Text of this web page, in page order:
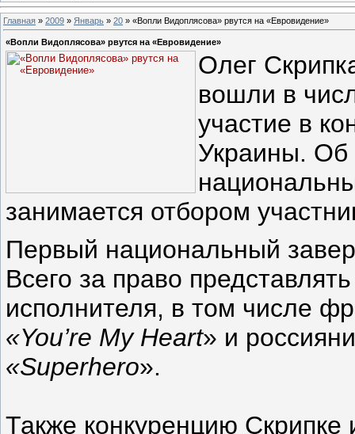
Главная » 2009 » Январь » 20 » «Вопли Видоплясова» рвутся на «Евровидение»
«Вопли Видоплясова» рвутся на «Евровидение»
Олег
вошли в
участие в
Украины. Об
занимается отбором
Первый национальный
Всего за право
исполнителя, в том числе
«You’re My Heart» и
«Superhero».
Также конкуренцию Скрипке